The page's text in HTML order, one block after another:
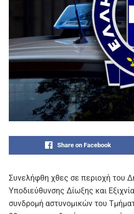
Share on Facebook
Συνελήφθη χθες σε περιοχή του
Υποδιεύθυνσης Δίωξης και
συνδρομή αστυνομικών του